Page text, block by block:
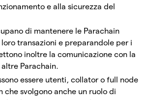
e alla sicurezza del
di mantenere le Parachain
transazioni e preparandole per i
inoltre la comunicazione con la
altre Parachain.
essere utenti, collator o full node
che svolgono anche un ruolo di